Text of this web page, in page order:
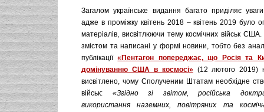
Загалом українське видання багато приділяє
адже в проміжку квітень 2018 – квітень 2019 було
матеріалів, висвітлюючи тему космічних військ
змістом та написані у формі новини, тобто без
публікації«Пентагон попереджає, що Росія та
домінуванню США в космосі» (12 лютого 2019)
висвітлено, чому Сполученим Штатам необхідне
військ: «Згідно зі звітом, російська
використання наземних, повітряних та